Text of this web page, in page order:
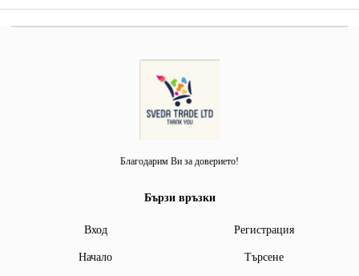
Благодарим Ви за доверието!
Бързи връзки
Вход Регистрация
Начало Търсене